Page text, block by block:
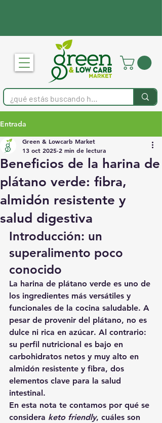
Entrada
Beneficios de la harina de
plátano verde: fibra,
almidón resistente y
salud digestiva
Green & Lowcarb Market
13 oct 2025 2 min de lectura
Introducción: un
superalimento poco
conocido
La harina de plátano verde es uno de
los ingredientes más versátiles y
funcionales de la cocina saludable. A
pesar de provenir del plátano, no es
dulce ni rica en azúcar. Al contrario:
su perfil nutricional es bajo en
carbohidratos netos y muy alto en
almidón resistente y fibra, dos
elementos clave para la salud
intestinal.
En esta nota te contamos por qué se
considera keto friendly, cuáles son